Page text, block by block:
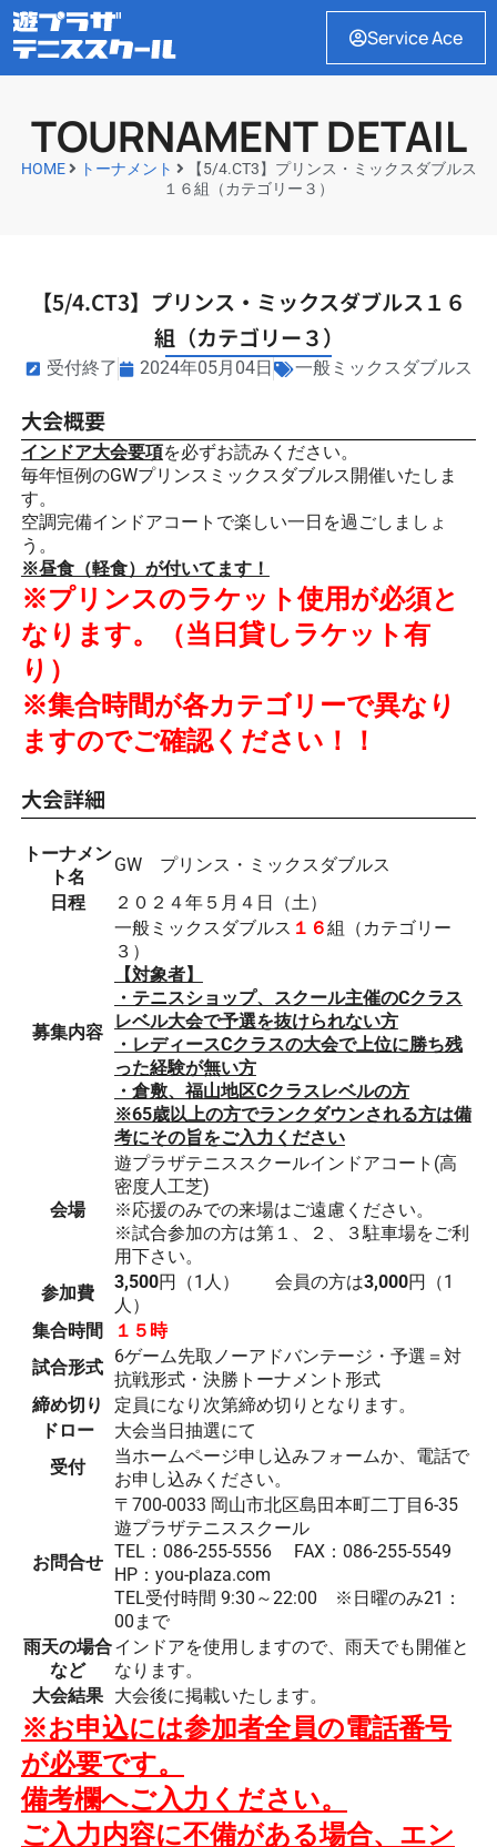
Service Ace
TOURNAMENT DETAIL
HOME トーナメント
【5/4.CT3】プリンス・ミックスダブルス
１６組（カテゴリー３）
【5/4.CT3】プリンス・ミックスダブルス１６
組（カテゴリー３）
受付終了 2024年05月04日 一般ミックスダブルス
大会概要
インドア大会要項を必ずお読みください。
毎年恒例のGWプリンスミックスダブルス開催いたしま
す。
空調完備インドアコートで楽しい一日を過ごしましょ
う。
※昼食（軽食）が付いてます！
※プリンスのラケット使用が必須と
なります。（当日貸しラケット有
り）
※集合時間が各カテゴリーで異なり
ますのでご確認ください！！
大会詳細
トーナメン
ト名
GW プリンス・ミックスダブルス
日程
２０２４年５月４日（土）
募集内容
一般ミックスダブルス １６組（カテゴリー
３）
【対象者】
・テニスショップ、スクール主催のCクラス
レベル大会で予選を抜けられない方
・レディースCクラスの大会で上位に勝ち残
った経験が無い方
・倉敷、福山地区Cクラスレベルの方
※65歳以上の方でランクダウンされる方は備
考にその旨をご入力ください
会場
遊プラザテニススクールインドアコート(高
密度人工芝)
※応援のみでの来場はご遠慮ください。
※試合参加の方は第１、２、３駐車場をご利
用下さい。
参加費
3,500円（1人） 会員の方は3,000円（1
人）
集合時間
１５時
試合形式
6ゲーム先取ノーアドバンテージ・予選＝対
抗戦形式・決勝トーナメント形式
締め切り
定員になり次第締め切りとなります。
ドロー
大会当日抽選にて
受付
当ホームページ申し込みフォームか、電話で
お申し込みください。
お問合せ
〒700-0033 岡山市北区島田本町二丁目6-35
遊プラザテニススクール
TEL：086-255-5556 FAX：086-255-5549
HP：you-plaza.com
TEL受付時間 9:30～22:00 ※日曜のみ21：
00まで
雨天の場合
など
インドアを使用しますので、雨天でも開催と
なります。
大会結果 大会後に掲載いたします。
※お申込には参加者全員の電話番号
が必要です。
備考欄へご入力ください。
ご入力内容に不備がある場合、 エン